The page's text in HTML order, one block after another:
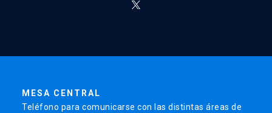
MESA CENTRAL
Teléfono para comunicarse con las distintas áreas de